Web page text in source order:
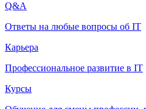
Q&A
Ответы на любые вопросы об IT
Карьера
Профессиональное развитие в IT
Курсы